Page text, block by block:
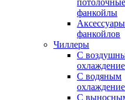
потолочные
фанкойлы
фанкойлов
Чиллеры
С
С водяным
С